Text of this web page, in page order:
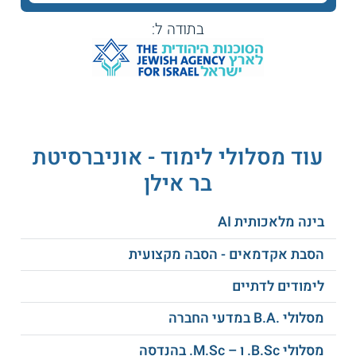
בין הנושאים הנלמדים במהלך התואר:
אינפו-אתיקה
ניתוח נתונים
איתור מקורות מידע
ניהול מערכות ספרייה
מערכות לאחזור מידע
איזו תעודה מקבלים?
אילן.
מהן אפשרויות התעסוקה?
בתודה ל:
עוד מסלולי לימוד - אוניברסיטת
בר אילן
בינה מלאכותית AI
הסבת אקדמאים - הסבה מקצועית
לימודים לדתיים
מסלולי .B.A במדעי החברה
מסלולי B.Sc. ו – M.Sc. בהנדסה